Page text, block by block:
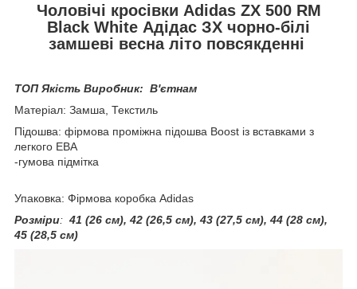
Чоловічі кросівки Adidas ZX 500 RM
Black White Адідас ЗХ чорно-білі
замшеві весна літо повсякденні
ТОП Якість Виробник: В'єтнам
Матеріал: Замша, Текстиль
Підошва: фірмова проміжна підошва Boost із вставками з
легкого ЕВА
-гумова підмітка
Упаковка: Фірмова коробка Adidas
Розміри: 41 (26 см), 42 (26,5 см), 43 (27,5 см), 44 (28 см),
45 (28,5 см)